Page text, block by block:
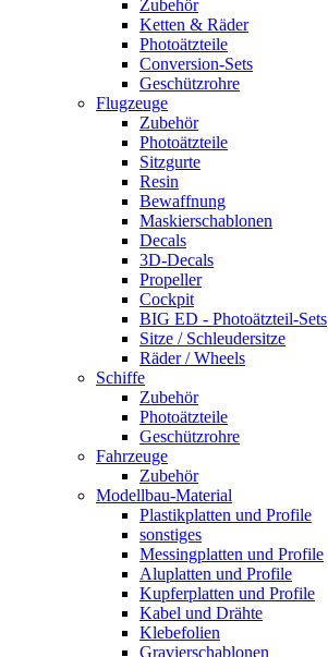
Zubehör
Ketten & Räder
Photoätzteile
Conversion-Sets
Geschützrohre
Flugzeuge
Zubehör
Photoätzteile
Sitzgurte
Resin
Bewaffnung
Maskierschablonen
Decals
3D-Decals
Propeller
Cockpit
BIG ED - Photoätzteil-Sets
Sitze / Schleudersitze
Räder / Wheels
Schiffe
Zubehör
Photoätzteile
Geschützrohre
Fahrzeuge
Zubehör
Modellbau-Material
Plastikplatten und Profile
sonstiges
Messingplatten und Profile
Aluplatten und Profile
Kupferplatten und Profile
Kabel und Drähte
Klebefolien
Gravierschablonen